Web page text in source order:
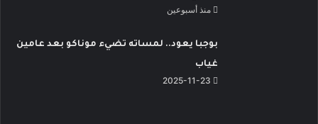
منذ أسبوعين
بوجبا يعود.. لمساته تضيء موناكو بعد عامين
غياب
2025-11-23